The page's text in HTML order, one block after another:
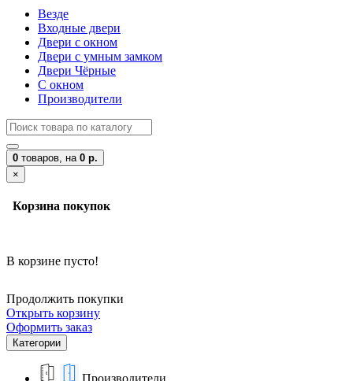
Везде
Входные двери
Двери с окном
Двери с умным замком
Двери Чёрные
C окном
Производители
0 товаров, на 0 р.
×
Корзина покупок
В корзине пусто!
Продолжить покупки
Открыть корзину
Оформить заказ
Категории
Производители